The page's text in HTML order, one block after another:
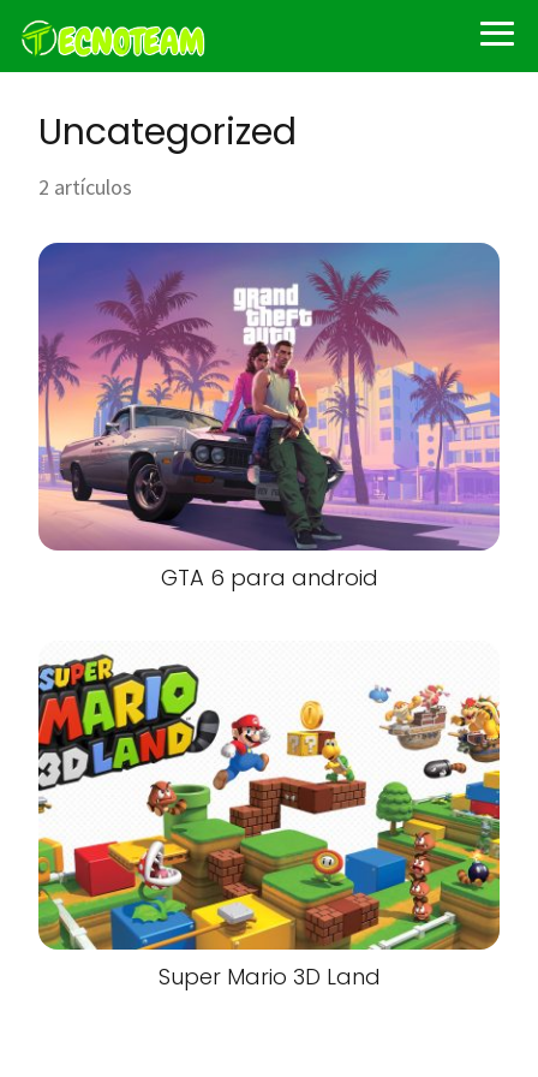
Uncategorized
2 artículos
GTA 6 para android
Super Mario 3D Land